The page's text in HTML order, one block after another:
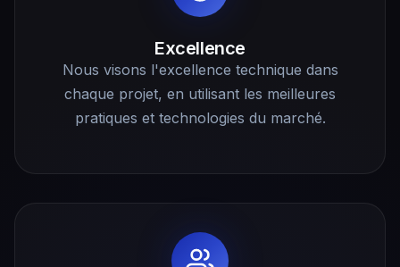
Excellence
Nous visons l'excellence technique dans
chaque projet, en utilisant les meilleures
pratiques et technologies du marché.